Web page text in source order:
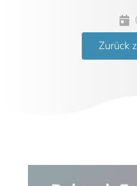
Zurück